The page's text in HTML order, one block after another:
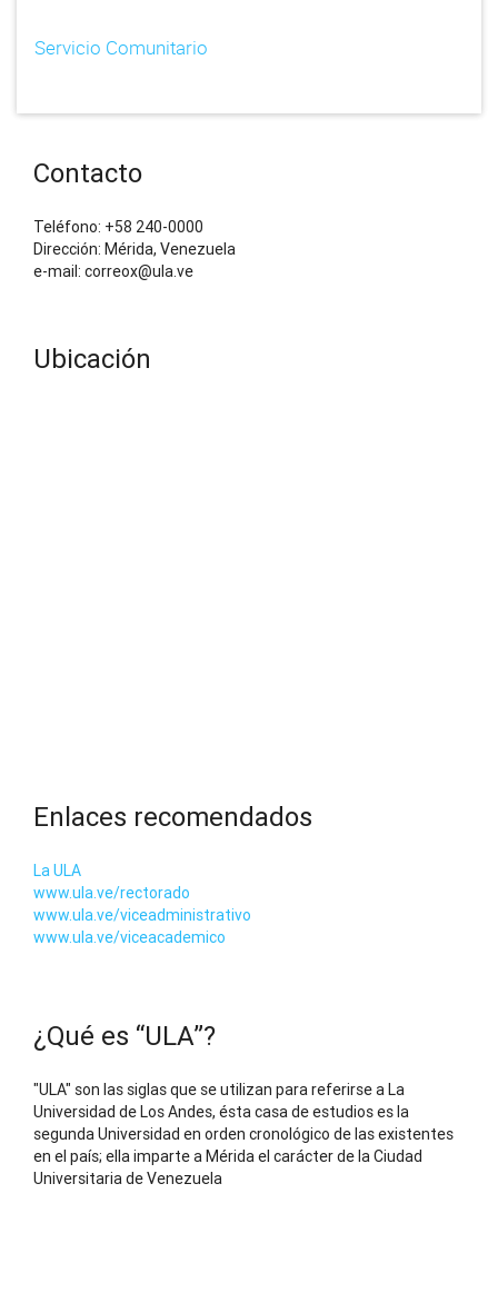
Servicio Comunitario
Contacto
Teléfono: +58 240-0000
Dirección: Mérida, Venezuela
e-mail: correox@ula.ve
Ubicación
Enlaces recomendados
La ULA
www.ula.ve/rectorado
www.ula.ve/viceadministrativo
www.ula.ve/viceacademico
¿Qué es “ULA”?
"ULA" son las siglas que se utilizan para referirse a La
Universidad de Los Andes, ésta casa de estudios es la
segunda Universidad en orden cronológico de las existentes
en el país; ella imparte a Mérida el carácter de la Ciudad
Universitaria de Venezuela